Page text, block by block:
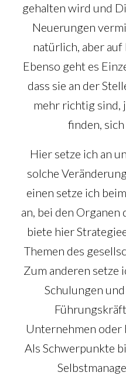
gehalten wird und
Neuerungen
natürlich, aber
Ebenso geht es
dass sie an der
mehr richtig sind,
finden,
Hier setze ich an
solche
einen setze ich
an, bei den
biete hier
Themen des
Zum anderen setze
Schulungen
Unternehmen oder
Als Schwerpunkte